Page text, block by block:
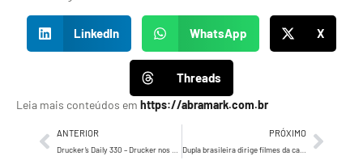
LinkedIn WhatsApp X
Threads
Leia mais conteúdos em https://abramark.com.br
ANTERIOR PRÓXIMO
Dupla brasileira dirige filmes da campanha global do EA Fifa 23